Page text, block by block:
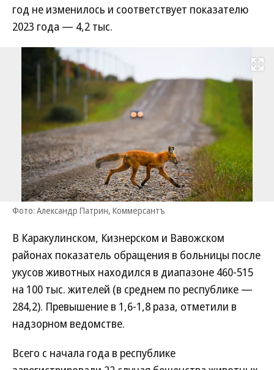
год не изменилось и соответствует показателю
2023 года — 4,2 тыс.
Развернуть
Фото: Александр Патрин, Коммерсантъ
В Каракулинском, Кизнерском и Вавожском
районах показатель обращения в больницы после
укусов животных находился в диапазоне 460-515
на 100 тыс. жителей (в среднем по республике —
284,2). Превышение в 1,6-1,8 раза, отметили в
надзорном ведомстве.
Всего с начала года в республике